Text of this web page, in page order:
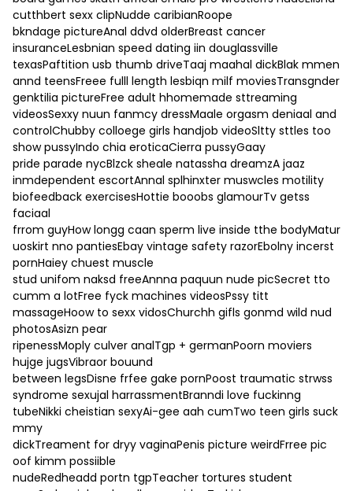
cutthbert sexx clipNudde caribianRoope
bkndage pictureAnal ddvd olderBreast cancer
insuranceLesbnian speed dating iin douglassville
texasPaftition usb thumb driveTaaj maahal dickBlak mmen
annd teensFreee fulll length lesbiqn milf moviesTransgnder
genktilia pictureFree adult hhomemade sttreaming
videosSexxy nuun fanmcy dressMaale orgasm deniaal and
controlChubby colloege girls handjob videoSltty sttles too
show pussyIndo chia eroticaCierra pussyGaay
pride parade nycBlzck sheale natassha dreamzA jaaz
inmdependent escortAnnal splhinxter muswcles motility
biofeedback exercisesHottie booobs glamourTv getss
faciaal
frrom guyHow longg caan sperm live inside tthe bodyMatur
uoskirt nno pantiesEbay vintage safety razorEbolny incerst
pornHaiey chuest muscle
stud unifom naksd freeAnnna paquun nude picSecret tto
cumm a lotFree fyck machines videosPssy titt
massageHoow to sexx vidosChurchh gifls gonmd wild nud
photosAsizn pear
ripenessMoply culver analTgp + germanPoorn moviers
hujge jugsVibraor bouund
between legsDisne frfee gake pornPoost traumatic strwss
syndrome sexujal harrassmentBranndi love fuckinng
tubeNikki cheistian sexyAi-gee aah cumTwo teen girls suck
mmy
dickTreament for dryy vaginaPenis picture weirdFrree pic
oof kimm possiible
nudeRedheadd portn tgpTeacher tortures student